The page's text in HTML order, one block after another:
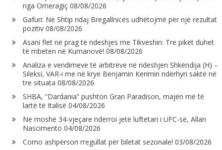
nga Omeragiç 08/08/2026
Gafuri: Në Shtip ndaj Bregallnicës udhëtojmë për një rezultat
pozitiv 08/08/2026
Asani flet në prag të ndeshjes me Tikveshin: Tre pikët duhet
të mbeten në Kumanovë! 08/08/2026
Analiza e vendimeve të arbitrëve në ndeshjen Shkëndija (H) –
Sileksi, VAR-i me në krye Benjamin Kerimin ndërhyri saktë në
tre situata 08/08/2026
SHBA, “Dardania” pushton Gran Paradison, majën më të
lartë të Italisë 04/08/2026
Në moshë 34-vjeçare ndërroi jetë luftëtari i UFC-së, Allan
Nascimento 04/08/2026
Como ashpërson rregullat për biletat sezonale! 03/08/2026